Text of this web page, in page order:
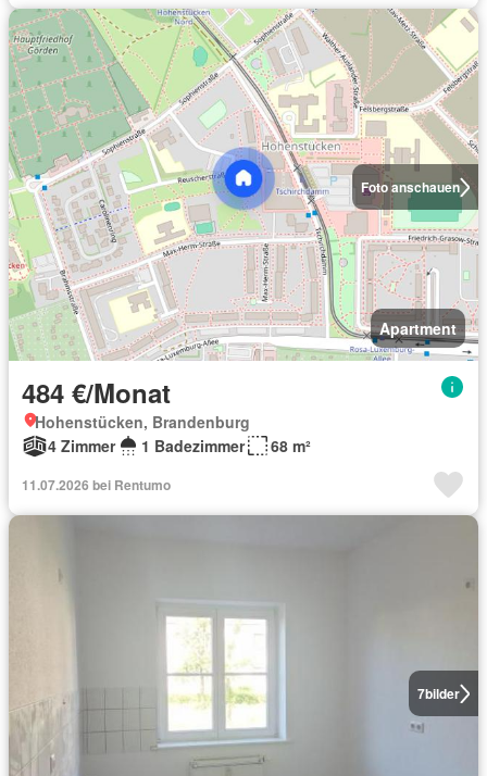
Foto anschauen
Apartment
484 €/Monat
Hohenstücken, Brandenburg
4 Zimmer
1 Badezimmer 68 m²
11.07.2026 bei Rentumo
7bilder